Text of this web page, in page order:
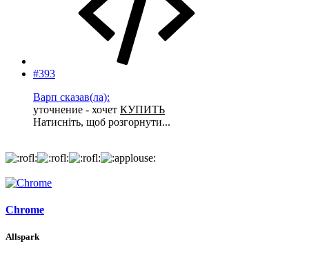
#393
Варп сказав(ла):
уточнение - хочет КУПИТЬ
Натисніть, щоб розгорнути...
Chrome
Allspark